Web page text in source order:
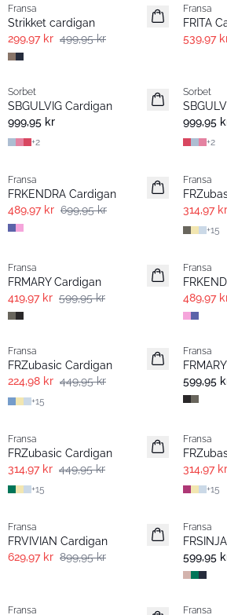
Fransa
Strikket cardigan
299,97 kr 499,95 kr
Fransa
FRITA
539,97
Sorbet
SBGULVIG Cardigan
999,95 kr
+2
Sorbet
999,95
+2
Fransa
FRKENDRA Cardigan
489,97 kr 699,95 kr
Fransa
314,97 kr
+15
Fransa
FRMARY Cardigan
419,97 kr 599,95 kr
Fransa
489,97
Extended size
- 50%
Fransa
FRZubasic Cardigan
224,98 kr 449,95 kr
+15
Fransa
599,95
Extended size
Fransa
FRZubasic Cardigan
314,97 kr 449,95 kr
+15
Fransa
314,97 kr
+15
Fransa
FRVIVIAN Cardigan
629,97 kr 899,95 kr
Basic
Fransa
599,95
Fransa
-30%
Fransa